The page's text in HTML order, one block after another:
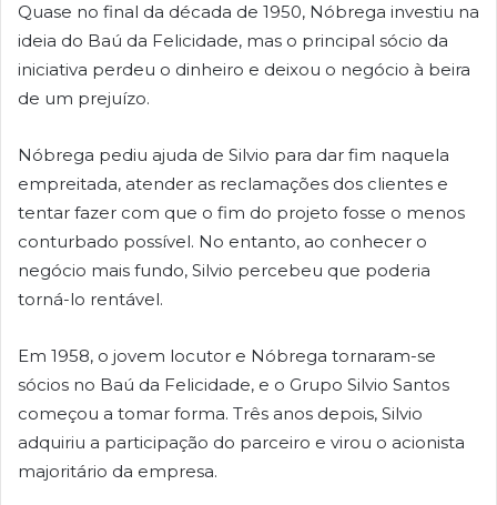
Quase no final da década de 1950, Nóbrega investiu na
ideia do Baú da Felicidade, mas o principal sócio da
iniciativa perdeu o dinheiro e deixou o negócio à beira
de um prejuízo.
Nóbrega pediu ajuda de Silvio para dar fim naquela
empreitada, atender as reclamações dos clientes e
tentar fazer com que o fim do projeto fosse o menos
conturbado possível. No entanto, ao conhecer o
negócio mais fundo, Silvio percebeu que poderia
torná-lo rentável.
Em 1958, o jovem locutor e Nóbrega tornaram-se
sócios no Baú da Felicidade, e o Grupo Silvio Santos
começou a tomar forma. Três anos depois, Silvio
adquiriu a participação do parceiro e virou o acionista
majoritário da empresa.